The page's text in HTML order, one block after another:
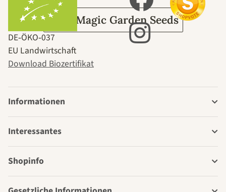
Über Magic Garden Seeds
DE‑ÖKO‑037
EU Landwirtschaft
Download Biozertifikat
Informationen
Interessantes
Shopinfo